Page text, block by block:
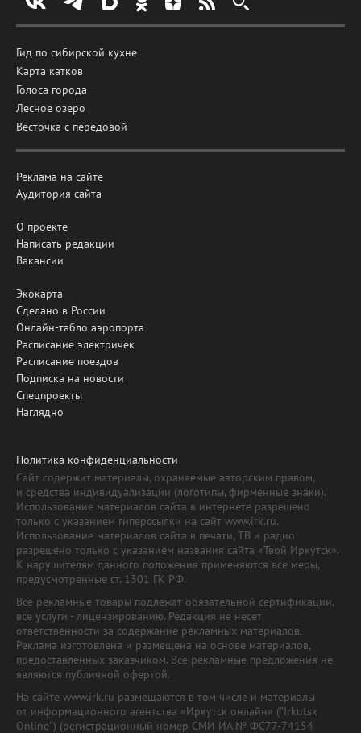
Гид по сибирской кухне
Карта катков
Голоса города
Лесное озеро
Весточка с передовой
Реклама на сайте
Аудитория сайта
О проекте
Написать редакции
Вакансии
Экокарта
Сделано в России
Онлайн-табло аэропорта
Расписание электричек
Расписание поездов
Подписка на новости
Спецпроекты
Наглядно
Политика конфиденциальности
Сайт содержит материалы, охраняемые авторским правом,
и средства индивидуализации (логотипы, фирменные знаки).
Использование материалов сайта в интернете разрешено
только с указанием гиперссылки на сайт www.irk.ru.
Использование материалов сайта в печати, ТВ и радио
разрешено только с указанием названия сайта «Твой Иркутск».
К нарушителям данного положения применяются все меры,
предусмотренные ст. 1301 ГК РФ.
Все рекламные товары подлежат обязательной сертификации,
все услуги - лицензированию. Редакция не несет
ответственности за содержание рекламных материалов.
Реклама изготовлена и размещена на основе материалов,
предоставленных заказчиком. Все рекламные предложения не
являются публичной офертой.
На сайте www.irk.ru размещаются в том числе и материалы
от информационного агентства «Иркутск онлайн» ("Irkutsk
Online") (регистрационный номер СМИ ИА № ФС77-74154